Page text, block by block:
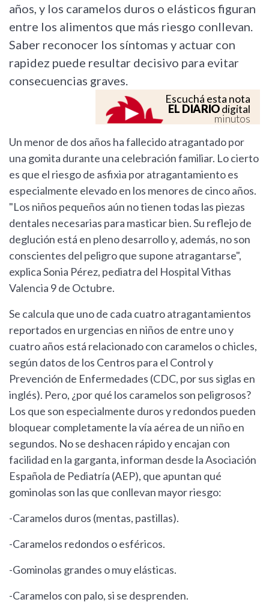
años, y los caramelos duros o elásticos figuran
entre los alimentos que más riesgo conllevan.
Saber reconocer los síntomas y actuar con
rapidez puede resultar decisivo para evitar
consecuencias graves.
Escuchá esta nota
EL DIARIOdigital
minutos
Un menor de dos años ha fallecido atragantado por
una gomita durante una celebración familiar. Lo cierto
es que el riesgo de asfixia por atragantamiento es
especialmente elevado en los menores de cinco años.
"Los niños pequeños aún no tienen todas las piezas
dentales necesarias para masticar bien. Su reflejo de
deglución está en pleno desarrollo y, además, no son
conscientes del peligro que supone atragantarse",
explica Sonia Pérez, pediatra del Hospital Vithas
Valencia 9 de Octubre.
Se calcula que uno de cada cuatro atragantamientos
reportados en urgencias en niños de entre uno y
cuatro años está relacionado con caramelos o chicles,
según datos de los Centros para el Control y
Prevención de Enfermedades (CDC, por sus siglas en
inglés). Pero, ¿por qué los caramelos son peligrosos?
Los que son especialmente duros y redondos pueden
bloquear completamente la vía aérea de un niño en
segundos. No se deshacen rápido y encajan con
facilidad en la garganta, informan desde la Asociación
Española de Pediatría (AEP), que apuntan qué
gominolas son las que conllevan mayor riesgo:
-Caramelos duros (mentas, pastillas).
-Caramelos redondos o esféricos.
-Gominolas grandes o muy elásticas.
-Caramelos con palo, si se desprenden.